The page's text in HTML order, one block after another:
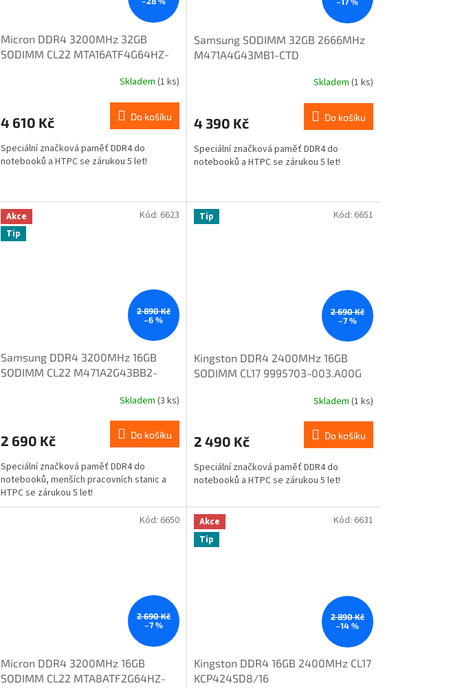
Micron DDR4 3200MHz 32GB
SODIMM CL22 MTA16ATF4G64HZ-
Skladem (1 ks)
4 610 Kč Do košíku
Speciální značková paměť DDR4 do
notebooků a HTPC se zárukou 5 let!
Samsung SODIMM 32GB 2666MHz
M471A4G43MB1-CTD
Skladem (1 ks)
4 390 Kč Do košíku
Speciální značková paměť DDR4 do
notebooků a HTPC se zárukou 5 let!
Akce
Tip
2 890 Kč
–6 %
Samsung DDR4 3200MHz 16GB
SODIMM CL22 M471A2G43BB2-
Skladem (3 ks)
2 690 Kč Do košíku
Speciální značková paměť DDR4 do
notebooků, menších pracovních stanic a
HTPC se zárukou 5 let!
Kód: 6623 Tip
2 690 Kč
–7 %
Kingston DDR4 2400MHz 16GB
SODIMM CL17 9995703-003.A00G
Skladem (1 ks)
2 490 Kč Do košíku
Speciální značková paměť DDR4 do
notebooků a HTPC se zárukou 5 let!
Kód: 6651
2 690 Kč
–7 %
Micron DDR4 3200MHz 16GB
SODIMM CL22 MTA8ATF2G64HZ-
Kód: 6650
Akce
Tip
2 890 Kč
–14 %
Kingston DDR4 16GB 2400MHz CL17
KCP424SD8/16
Kód: 6631